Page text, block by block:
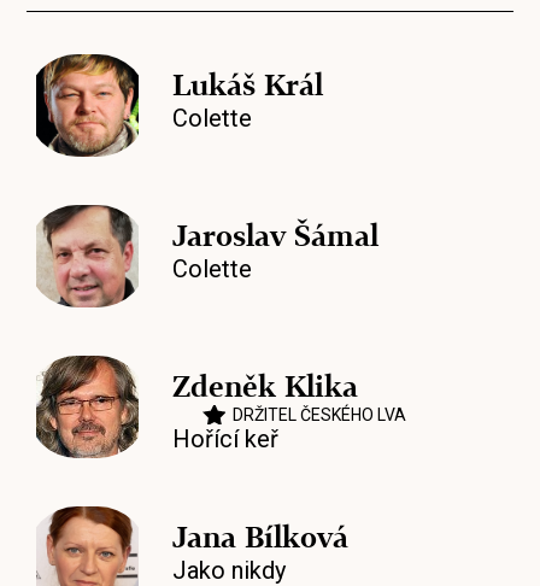
Lukáš Král
Colette
Jaroslav Šámal
Colette
Zdeněk Klika
DRŽITEL ČESKÉHO LVA
Hořící keř
Jana Bílková
Jako nikdy